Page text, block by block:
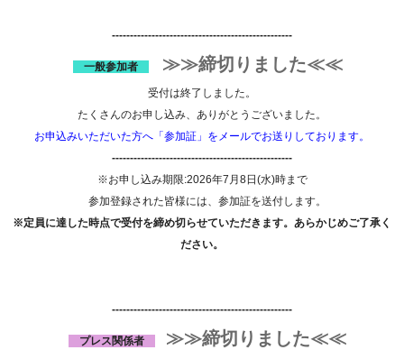
--------------------------------------------------
​一般参加者 ≫≫締切りました≪≪
受付は終了しました。
たくさんのお申し込み、ありがとうございました。
お申込みいただいた方へ「参加証」をメールでお送りしております。
--------------------------------------------------
※お申し込み期限:2026年7月8日(水)時まで
参加登録された皆様には、参加証を送付します。
※定員に達した時点で受付を締め切らせていただきます。あらかじめご了承く
ださい。
--------------------------------------------------
​プレス関係者 ≫≫締切りました≪≪